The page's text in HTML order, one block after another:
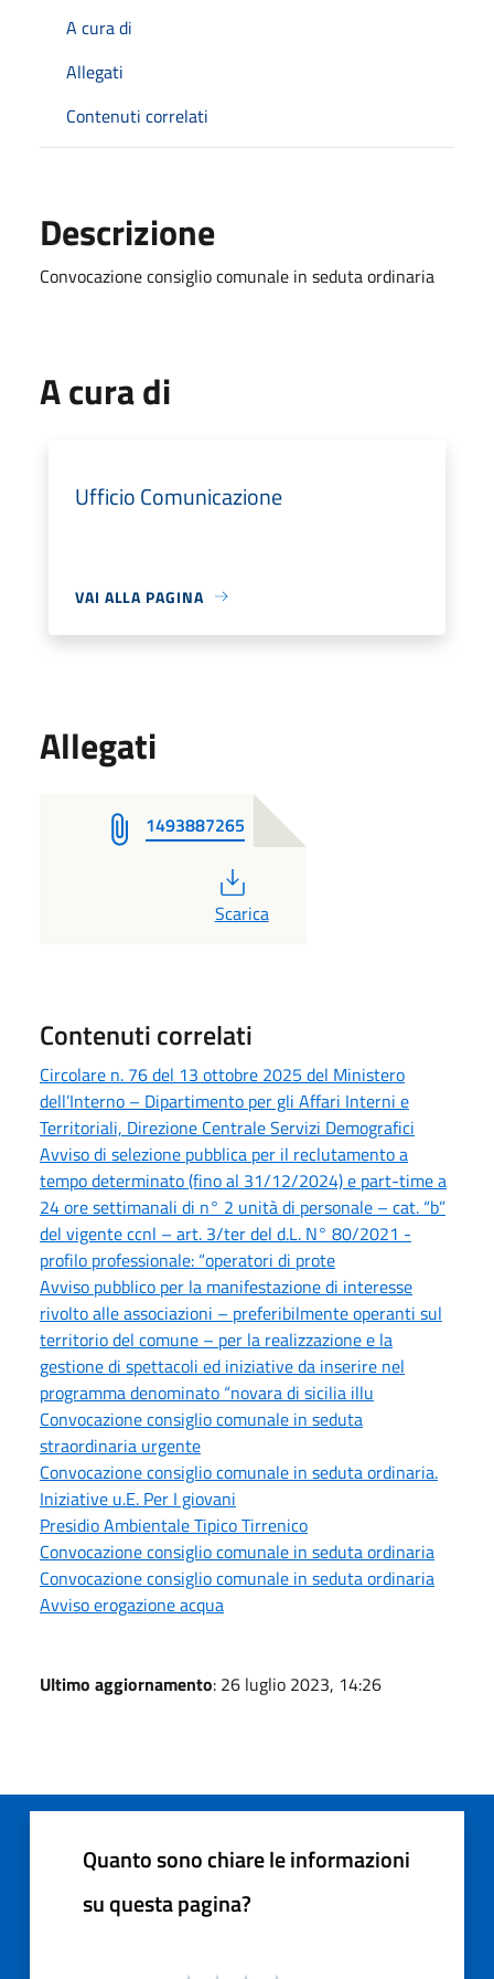
A cura di
Allegati
Contenuti correlati
Descrizione
Convocazione consiglio comunale in seduta ordinaria
A cura di
Ufficio Comunicazione
VAI ALLA PAGINA
Allegati
1493887265
PDF
Scarica
Contenuti correlati
Circolare n. 76 del 13 ottobre 2025 del Ministero
dell’Interno – Dipartimento per gli Affari Interni e
Territoriali, Direzione Centrale Servizi Demografici
Avviso di selezione pubblica per il reclutamento a
tempo determinato (fino al 31/12/2024) e part-time a
24 ore settimanali di n° 2 unità di personale – cat. “b”
del vigente ccnl – art. 3/ter del d.L. N° 80/2021 -
profilo professionale: “operatori di prote
Avviso pubblico per la manifestazione di interesse
rivolto alle associazioni – preferibilmente operanti sul
territorio del comune – per la realizzazione e la
gestione di spettacoli ed iniziative da inserire nel
programma denominato “novara di sicilia illu
Convocazione consiglio comunale in seduta
straordinaria urgente
Convocazione consiglio comunale in seduta ordinaria.
Iniziative u.E. Per I giovani
Presidio Ambientale Tipico Tirrenico
Convocazione consiglio comunale in seduta ordinaria
Convocazione consiglio comunale in seduta ordinaria
Avviso erogazione acqua
Ultimo aggiornamento: 26 luglio 2023, 14:26
Quanto sono chiare le informazioni
su questa pagina?